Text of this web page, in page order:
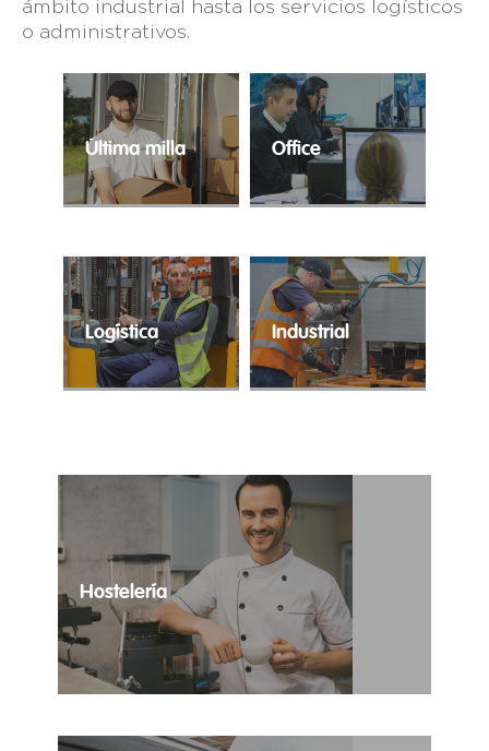
ámbito industrial hasta los servicios logísticos
o administrativos.
Última milla
El e-commerce ha
alcanzado cuotas
profesionales expertos
en la distribución
puerta a puerta.
Office
Contratación ágil para
la cobertura de
administrativos.
Logística
Trabajo temporal para
cubrir los
Industrial
Tu industria en las
mejores manos.
Hostelería
Las necesidades temporales de tus
establecimientos totalmente cubiertas.